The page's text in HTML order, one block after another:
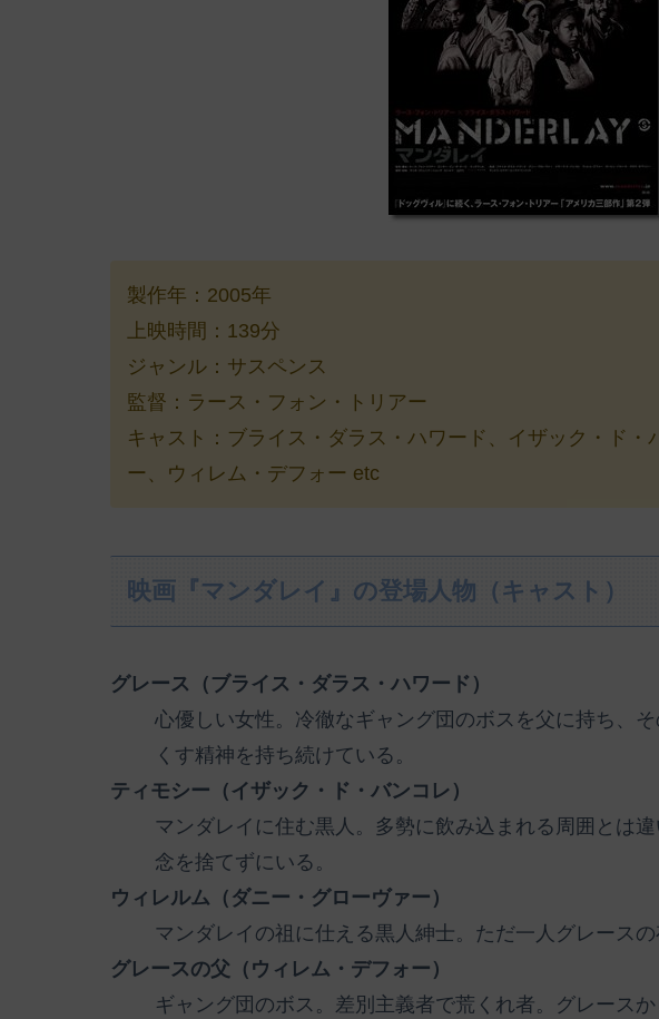
製作年：2005年
上映時間：139分
ジャンル：サスペンス
監督：ラース・フォン・トリアー
キャスト：ブライス・ダラス・ハワード、イザック・ド・
ー、ウィレム・デフォー etc
映画『マンダレイ』の登場人物（キャスト）
グレース（ブライス・ダラス・ハワード）
心優しい女性。冷徹なギャング団のボスを父に持ち、
くす精神を持ち続けている。
ティモシー（イザック・ド・バンコレ）
マンダレイに住む黒人。多勢に飲み込まれる周囲とは
念を捨てずにいる。
ウィレルム（ダニー・グローヴァー）
マンダレイの祖に仕える黒人紳士。ただ一人グレースの
グレースの父（ウィレム・デフォー）
ギャング団のボス。差別主義者で荒くれ者。グレースか